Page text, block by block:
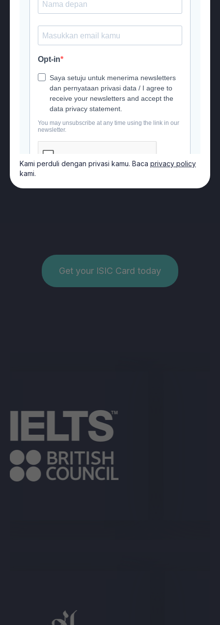
Get your ISIC Card today
Kami perduli dengan privasi kamu. Baca privacy policy
kami.